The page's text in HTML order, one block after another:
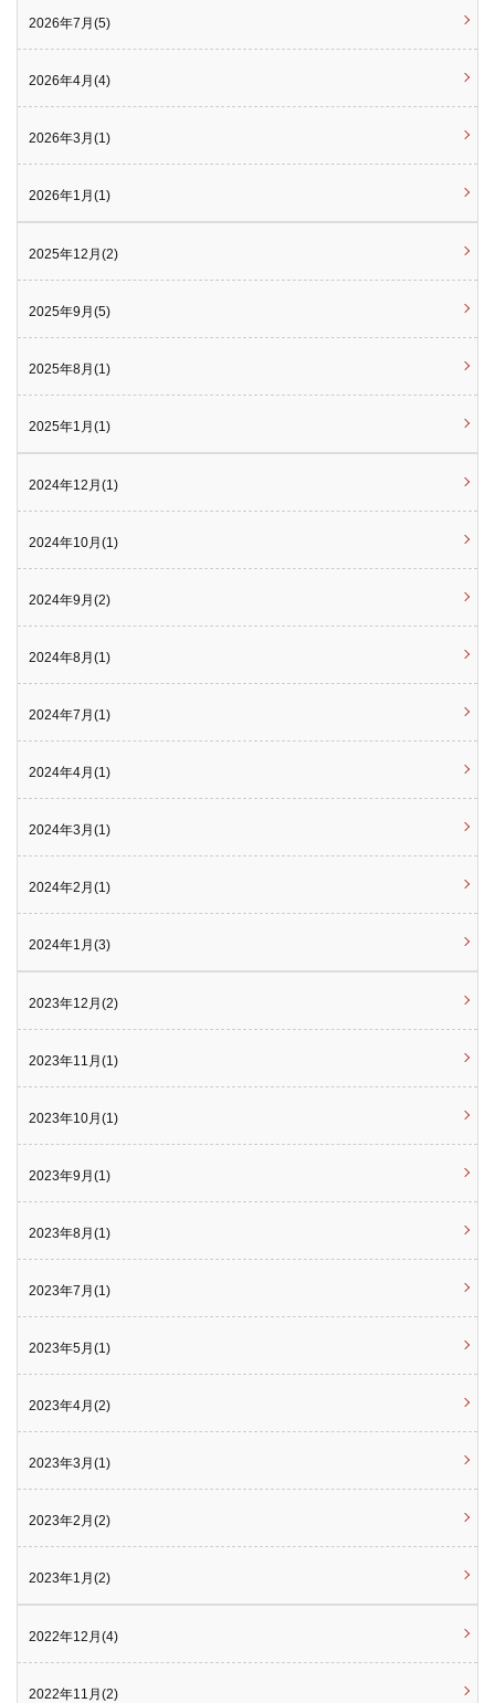
2026年7月(5)
2026年4月(4)
2026年3月(1)
2026年1月(1)
2025年12月(2)
2025年9月(5)
2025年8月(1)
2025年1月(1)
2024年12月(1)
2024年10月(1)
2024年9月(2)
2024年8月(1)
2024年7月(1)
2024年4月(1)
2024年3月(1)
2024年2月(1)
2024年1月(3)
2023年12月(2)
2023年11月(1)
2023年10月(1)
2023年9月(1)
2023年8月(1)
2023年7月(1)
2023年5月(1)
2023年4月(2)
2023年3月(1)
2023年2月(2)
2023年1月(2)
2022年12月(4)
2022年11月(2)